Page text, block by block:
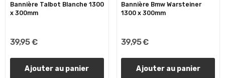
Bannière Talbot Blanche 1300
x 300mm
39,95 €
Ajouter au panier
Bannière Bmw Warsteiner
1300 x 300mm
39,95 €
Ajouter au panier